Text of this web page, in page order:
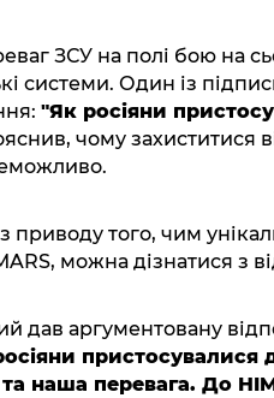
ЗСУ на полі бою на
системи. Один із
"Як росіяни
чому захиститися
того, чим
можна дізнатися з
дав аргументовану
пристосувалися
наша перевага. До